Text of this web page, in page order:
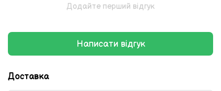
Додайте перший відгук
Написати відгук
Доставка